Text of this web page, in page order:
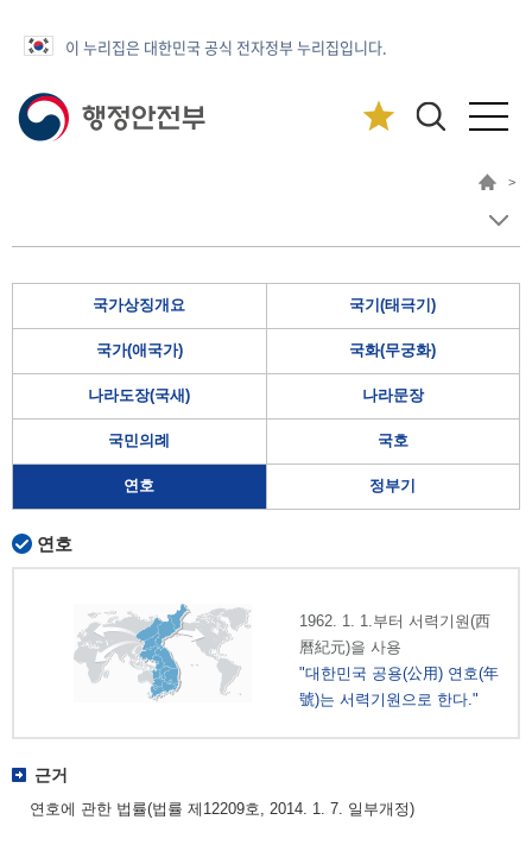
이 누리집은 대한민국 공식 전자정부 누리집입니다.
>
국가상징개요 국기(태극기)
국가(애국가) 국화(무궁화)
나라도장(국새) 나라문장
국민의례 국호
연호 정부기
연호
1962. 1. 1.부터 서력기원(西
曆紀元)을 사용
"대한민국 공용(公用) 연호(年
號)는 서력기원으로 한다."
근거
연호에 관한 법률(법률 제12209호, 2014. 1. 7. 일부개정)